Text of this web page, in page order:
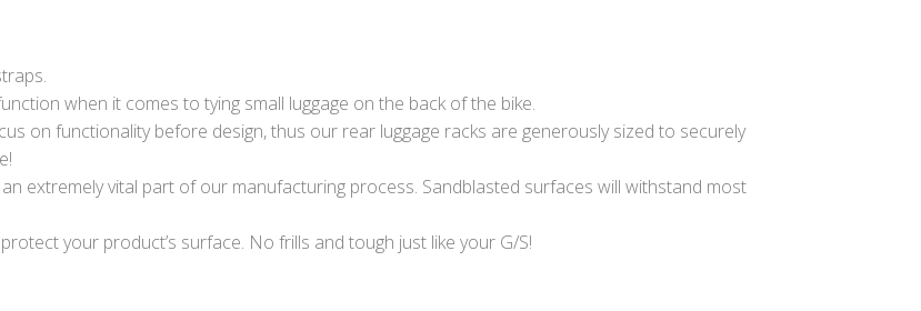
when it comes to tying small luggage on the back of the bike.
on functionality before design, thus our rear luggage racks are generously sized to securely
extremely vital part of our manufacturing process. Sandblasted surfaces will withstand most
your product’s surface. No frills and tough just like your G/S!